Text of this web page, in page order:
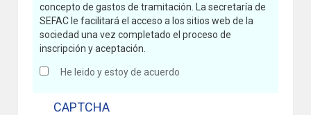
concepto de gastos de tramitación. La secretaría de
SEFAC le facilitará el acceso a los sitios web de la
sociedad una vez completado el proceso de
inscripción y aceptación.
He leido y estoy de acuerdo
CAPTCHA